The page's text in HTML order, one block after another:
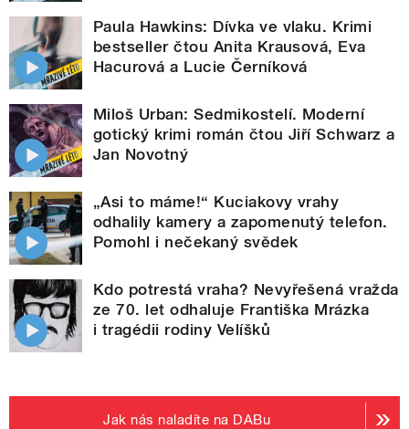
Paula Hawkins: Dívka ve vlaku. Krimi
bestseller čtou Anita Krausová, Eva
Hacurová a Lucie Černíková
Miloš Urban: Sedmikostelí. Moderní
gotický krimi román čtou Jiří Schwarz a
Jan Novotný
„Asi to máme!“ Kuciakovy vrahy
odhalily kamery a zapomenutý telefon.
Pomohl i nečekaný svědek
Kdo potrestá vraha? Nevyřešená vražda
ze 70. let odhaluje Františka Mrázka
i tragédii rodiny Velíšků
Jak nás naladíte na DABu